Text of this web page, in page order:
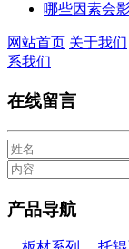
哪些因素会
网站首页 关于我们
系我们
在线留言
产品导航